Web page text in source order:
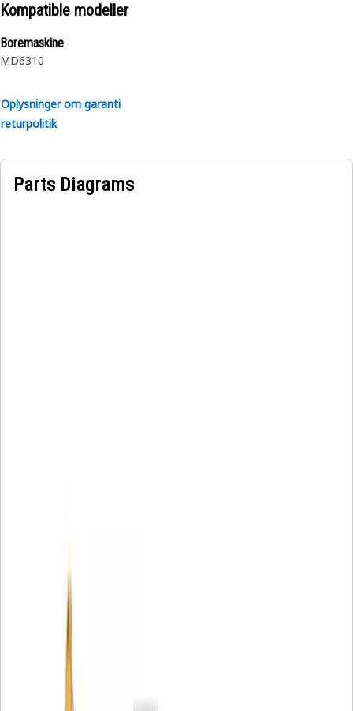
Kompatible modeller
Boremaskine
MD6310
Oplysninger om garanti
returpolitik
Parts Diagrams